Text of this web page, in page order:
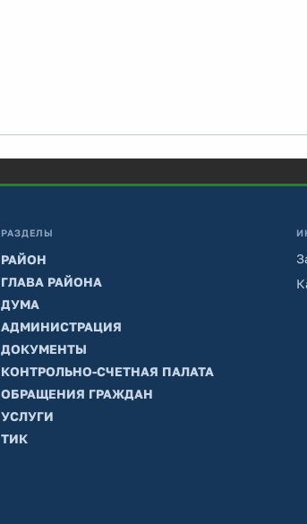
РАЗДЕЛЫ
РАЙОН
ГЛАВА РАЙОНА
ДУМА
АДМИНИСТРАЦИЯ
ДОКУМЕНТЫ
КОНТРОЛЬНО-СЧЕТНАЯ ПАЛАТА
ОБРАЩЕНИЯ ГРАЖДАН
УСЛУГИ
ТИК